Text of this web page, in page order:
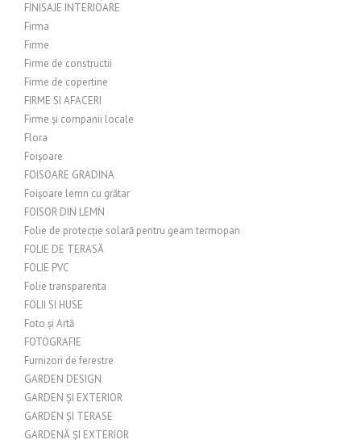
FINISAJE INTERIOARE
Firma
Firme
Firme de constructii
Firme de copertine
FIRME SI AFACERI
Firme și companii locale
Flora
Foișoare
FOISOARE GRADINA
Foișoare lemn cu grătar
FOISOR DIN LEMN
Folie de protecție solară pentru geam termopan
FOLIE DE TERASĂ
FOLIE PVC
Folie transparenta
FOLII SI HUSE
Foto și Artă
FOTOGRAFIE
Furnizori de ferestre
GARDEN DESIGN
GARDEN ȘI EXTERIOR
GARDEN ȘI TERASE
GARDENĂ ȘI EXTERIOR